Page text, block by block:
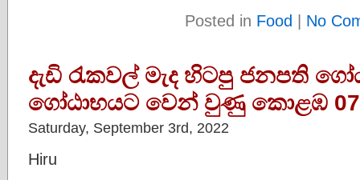
Posted in Food | No
දැඩි රැකවල් මැද හිටපු ජනපති
ගෝඨාභයට වෙන් වුණු කොළඹ
Saturday, September 3rd, 2022
Hiru